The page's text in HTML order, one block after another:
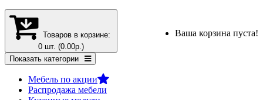
Товаров в корзине:
0 шт. (0.00р.)
Ваша корзина пуста!
Показать категории
Мебель по акции
Распродажа мебели